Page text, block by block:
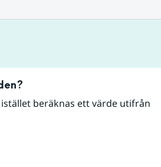
beräknas ett värde utifrån